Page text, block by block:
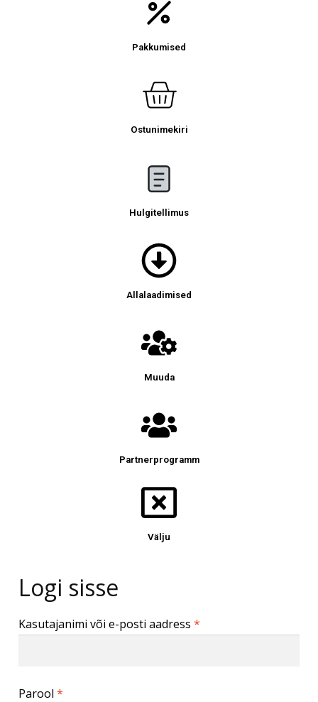
Pakkumised
Ostunimekiri
Hulgitellimus
Allalaadimised
Muuda
Partnerprogramm
Välju
Logi sisse
Kasutajanimi või e-posti aadress *
Parool *